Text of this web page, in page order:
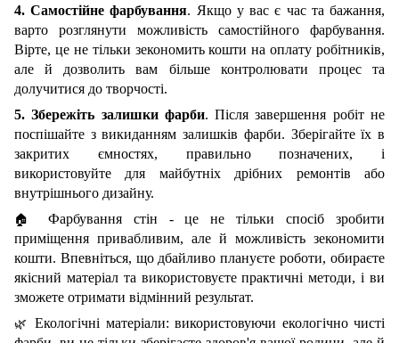
4. Самостійне фарбування. Якщо у вас є час та бажання,
варто розглянути можливість самостійного фарбування.
Вірте, це не тільки зекономить кошти на оплату робітників,
але й дозволить вам більше контролювати процес та
долучитися до творчості.
5. Збережіть залишки фарби.Після завершення робітне
поспішайте з викиданням залишків фарби. Зберігайте їх в
закритих ємностях, правильно позначених, і
використовуйте для майбутніх дрібних ремонтів або
внутрішнього дизайну.
🏠 Фарбування стін - це не тільки спосіб зробити
приміщення привабливим, але й можливість зекономити
кошти. Впевніться, що дбайливо плануєте роботи, обираєте
якісний матеріал та використовуєте практичні методи, і ви
зможете отримати відмінний результат.
🌿 Екологічні матеріали: використовуючи екологічно чисті